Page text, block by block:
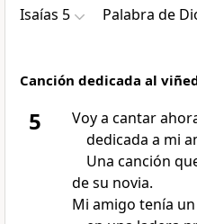
Isaías 5 Palabra de
Canción dedicada al
5
Voy a cantar
dedicada a mi
Una canción
de su novia.
Mi amigo tenía